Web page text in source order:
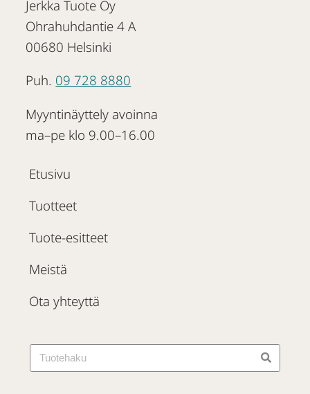
Jerkka Tuote Oy
Ohrahuhdantie 4 A
00680 Helsinki
Puh. 09 728 8880
Myyntinäyttely avoinna
ma–pe klo 9.00–16.00
Etusivu
Tuotteet
Tuote-esitteet
Meistä
Ota yhteyttä